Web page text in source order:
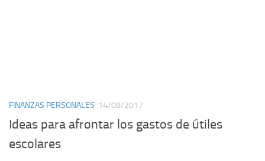
FINANZAS PERSONALES 14/08/2017
Ideas para afrontar los gastos de útiles
escolares